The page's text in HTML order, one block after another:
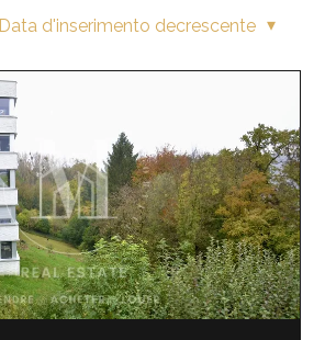
Data d'inserimento decrescente